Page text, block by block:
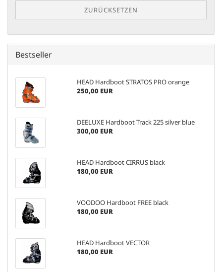
ZURÜCKSETZEN
Bestseller
HEAD Hardboot STRATOS PRO orange
250,00 EUR
DEELUXE Hardboot Track 225 silver blue
300,00 EUR
HEAD Hardboot CIRRUS black
180,00 EUR
VOODOO Hardboot FREE black
180,00 EUR
HEAD Hardboot VECTOR
180,00 EUR